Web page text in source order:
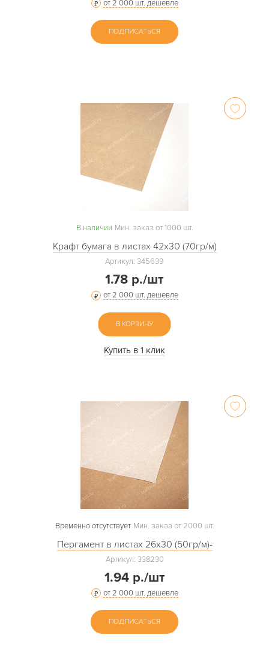
от 2 000 шт. дешевле
ПОДПИСАТЬСЯ
В наличии Мин. заказ от 1000 шт.
Крафт бумага в листах 42х30 (70гр/м)
Артикул: 345639
1.78 р./шт
от 2 000 шт. дешевле
В КОРЗИНУ
Купить в 1 клик
Временно отсутствует Мин. заказ от 2000 шт.
Пергамент в листах 26х30 (50гр/м)-
Артикул: 338230
1.94 р./шт
от 2 000 шт. дешевле
ПОДПИСАТЬСЯ